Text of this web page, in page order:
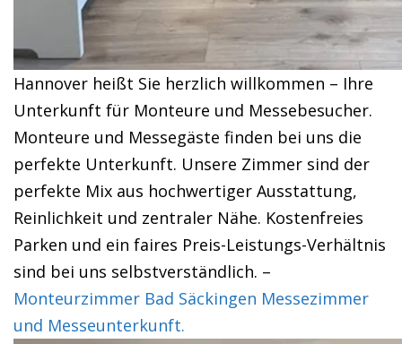
Hannover heißt Sie herzlich willkommen – Ihre
Unterkunft für Monteure und Messebesucher.
Monteure und Messegäste finden bei uns die
perfekte Unterkunft. Unsere Zimmer sind der
perfekte Mix aus hochwertiger Ausstattung,
Reinlichkeit und zentraler Nähe. Kostenfreies
Parken und ein faires Preis-Leistungs-Verhältnis
sind bei uns selbstverständlich. –
Monteurzimmer Bad Säckingen Messezimmer
und Messeunterkunft.